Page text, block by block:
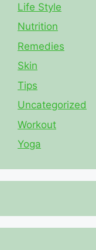
Life Style
Nutrition
Remedies
Skin
Tips
Uncategorized
Workout
Yoga